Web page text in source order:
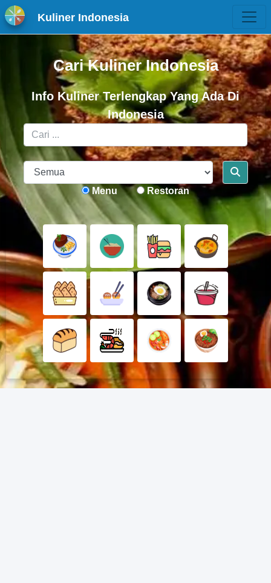
Kuliner Indonesia
Cari Kuliner Indonesia
Info Kuliner Terlengkap Yang Ada Di
Indonesia
Menu Restoran